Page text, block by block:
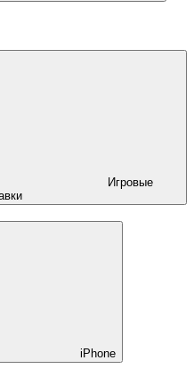
Игровые
iPhone